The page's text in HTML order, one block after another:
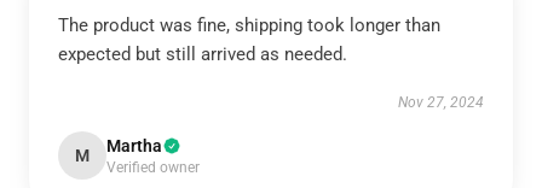
The product was fine, shipping took longer than
expected but still arrived as needed.
Nov 27, 2024
M Martha
Verified owner